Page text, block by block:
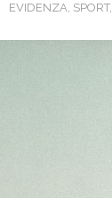
EVIDENZA, SPORT,